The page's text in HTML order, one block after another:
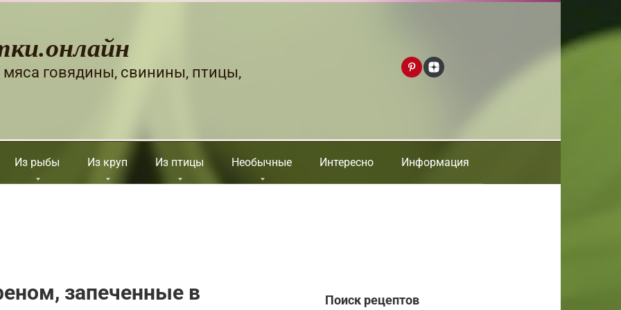
мяса говядины, свинины, птицы,
Из рыбы Из круп Из птицы Необычные Интересно Информация
запеченные в
Поиск рецептов